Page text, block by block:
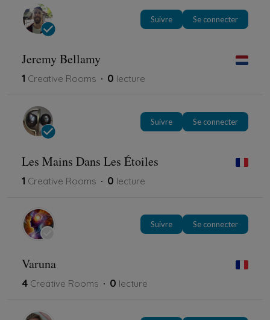
Suivre Se connecter
Jeremy Bellamy
1 Creative Rooms 0 lecture
Suivre Se connecter
Les Mains Dans Les Étoiles
1 Creative Rooms 0 lecture
Suivre Se connecter
Varuna
4 Creative Rooms 0 lecture